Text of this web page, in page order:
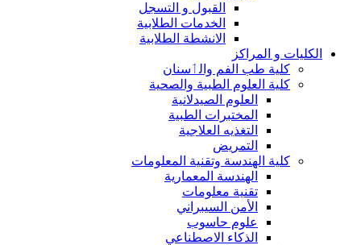
القبول و التسجل
الخدمات الطلابية
الانشطة الطلابية
الكليات و المراكز
كلية طب الفم والٲسنان
كلية العلوم الطبية والصحية
العلوم الصيدلانية
المختبرات الطبية
التغذيه العلاجية
التمريض
كلية الهندسة وتقنية المعلومات
الهندسة المعمارية
تقنية معلومات
الأمن السيبراني
علوم حاسوب
الذكاء الاصطناعي